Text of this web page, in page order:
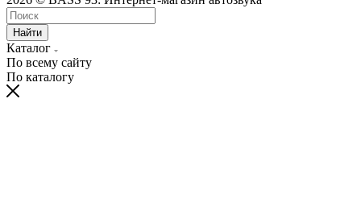
Найти
Каталог
По всему сайту
По каталогу